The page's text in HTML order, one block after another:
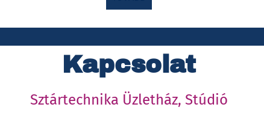
Kapcsolat
Sztártechnika Üzletház, Stúdió